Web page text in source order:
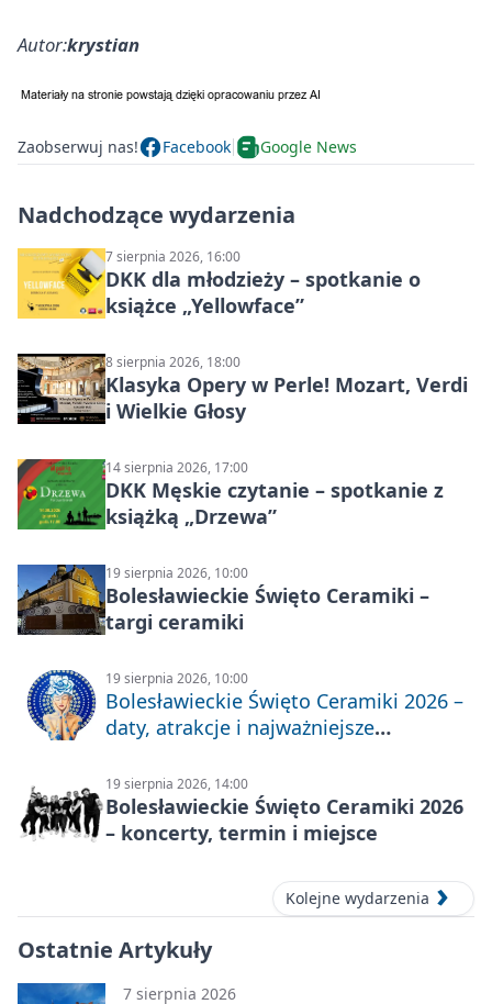
Autor:krystian
Zaobserwuj nas! Facebook Google News
Nadchodzące wydarzenia
7 sierpnia 2026, 16:00
DKK dla młodzieży – spotkanie o
książce „Yellowface”
8 sierpnia 2026, 18:00
Klasyka Opery w Perle! Mozart, Verdi
i Wielkie Głosy
14 sierpnia 2026, 17:00
DKK Męskie czytanie – spotkanie z
książką „Drzewa”
19 sierpnia 2026, 10:00
Bolesławieckie Święto Ceramiki –
targi ceramiki
19 sierpnia 2026, 10:00
Bolesławieckie Święto Ceramiki 2026 –
daty, atrakcje i najważniejsze
19 sierpnia 2026, 14:00
Bolesławieckie Święto Ceramiki 2026
– koncerty, termin i miejsce
Kolejne wydarzenia
Ostatnie Artykuły
7 sierpnia 2026